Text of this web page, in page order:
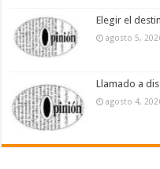
Elegir el
agosto 5,
Llamado a
agosto 4,